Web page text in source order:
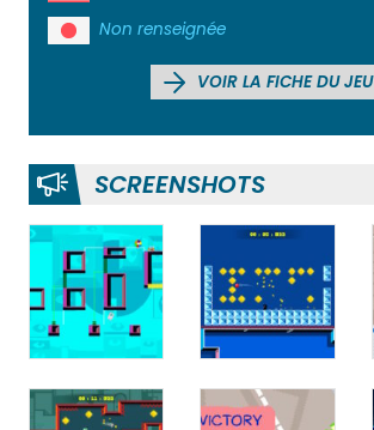
Non renseignée
VOIR LA FICHE DU JEU
SCREENSHOTS